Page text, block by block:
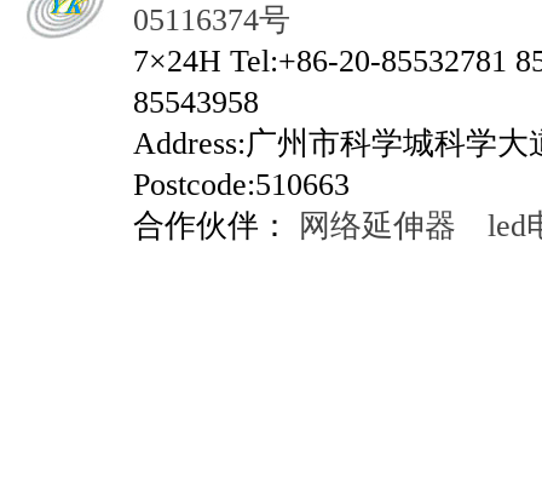
05116374号
7×24H Tel:+86-20-85532781
85543958
Address:广州市科学城科学
Postcode:510663
合作伙伴：
网络延伸器 led